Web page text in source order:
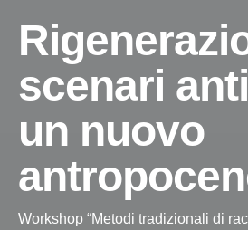
scenari
un nuovo
Workshop “Metodi tradizionali di